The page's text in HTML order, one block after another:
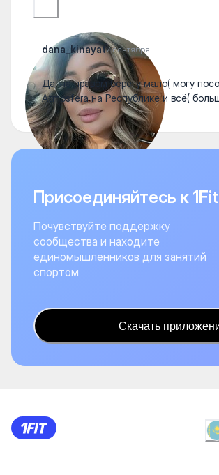
dana_kinayat7 сентября
Да, на правом берегу мало( могу
Atmosfera на Республике и всё(
Присоединяйтесь к 1Fit
Почувствуйте поддержку
сообщества и находите
единомышленников для занятий
спортом
Скачать